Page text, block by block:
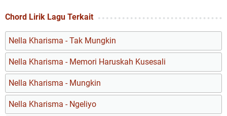
Chord Lirik Lagu Terkait
Nella Kharisma - Tak Mungkin
Nella Kharisma - Memori Haruskah Kusesali
Nella Kharisma - Mungkin
Nella Kharisma - Ngeliyo